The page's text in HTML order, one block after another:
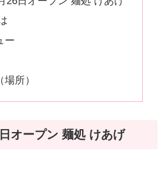
ー
所）
オープン 麺処 けあげ